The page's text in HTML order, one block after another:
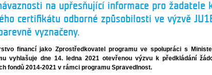
na upřesňující informace pro žadatele
certifikátu odborné způsobilosti ve výzvě
vyznačeny.
financí jako Zprostředkovatel programu ve spolupráci s
vyhlašuje dne 14. ledna 2021 otevřenou výzvu k předkládání
fondů 2014-2021 v rámci programu Spravedlnost.